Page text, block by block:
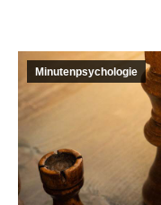
Minutenpsychologie